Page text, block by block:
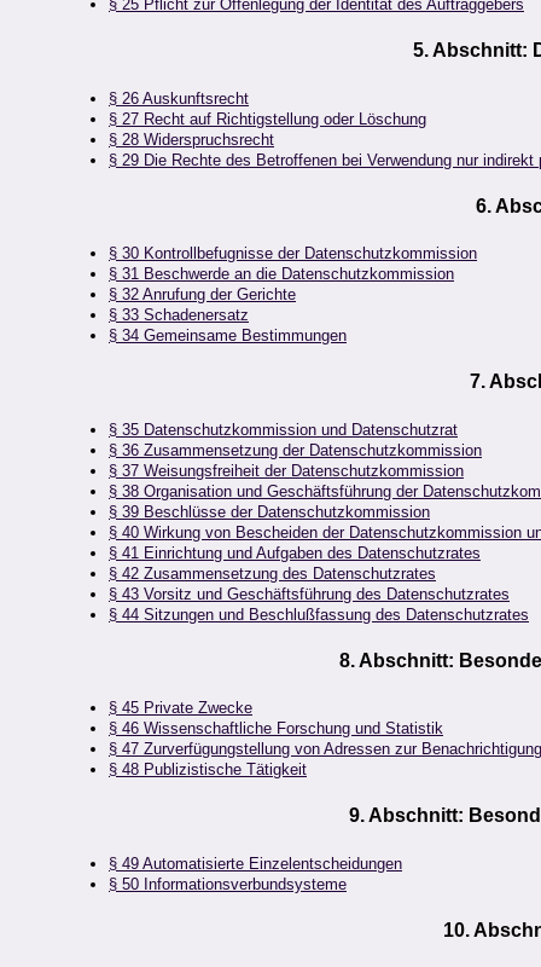
§ 25 Pflicht zur Offenlegung der Identität des Auftraggebers
5. Abschnitt:
§ 26 Auskunftsrecht
§ 27 Recht auf Richtigstellung oder Löschung
§ 28 Widerspruchsrecht
§ 29 Die Rechte des Betroffenen bei Verwendung nur indirekt
6.
§ 30 Kontrollbefugnisse der Datenschutzkommission
§ 31 Beschwerde an die Datenschutzkommission
§ 32 Anrufung der Gerichte
§ 33 Schadenersatz
§ 34 Gemeinsame Bestimmungen
7.
§ 35 Datenschutzkommission und Datenschutzrat
§ 36 Zusammensetzung der Datenschutzkommission
§ 37 Weisungsfreiheit der Datenschutzkommission
§ 38 Organisation und Geschäftsführung der
§ 39 Beschlüsse der Datenschutzkommission
§ 40 Wirkung von Bescheiden der Datenschutzkommission
§ 41 Einrichtung und Aufgaben des Datenschutzrates
§ 42 Zusammensetzung des Datenschutzrates
§ 43 Vorsitz und Geschäftsführung des Datenschutzrates
§ 44 Sitzungen und Beschlußfassung des Datenschutzrates
8. Abschnitt:
§ 45 Private Zwecke
§ 46 Wissenschaftliche Forschung und Statistik
§ 47 Zurverfügungstellung von Adressen zur
§ 48 Publizistische Tätigkeit
9. Abschnitt:
§ 49 Automatisierte Einzelentscheidungen
§ 50 Informationsverbundsysteme
10.